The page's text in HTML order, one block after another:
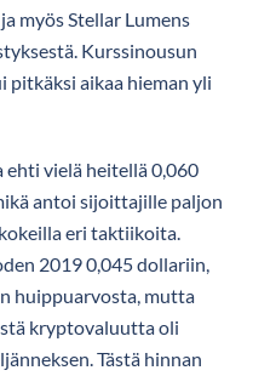
myös Stellar Lumens
Kurssinousun
pitkäksi aikaa hieman yli
vielä heitellä 0,060
antoi sijoittajille paljon
eri taktiikoita.
2019 0,045 dollariin,
huippuarvosta, mutta
kryptovaluutta oli
Tästä hinnan